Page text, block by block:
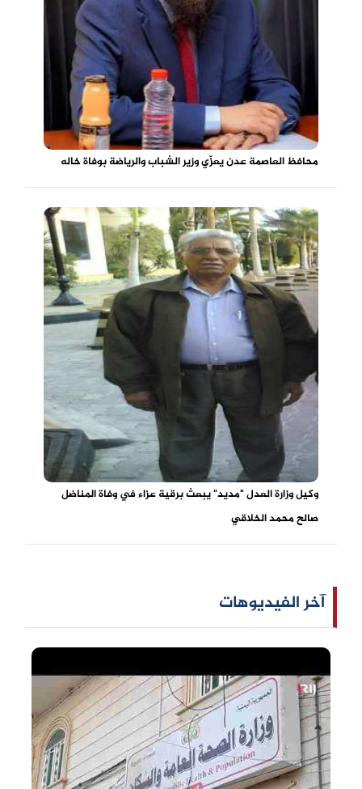
محافظ العاصمة عدن يعزّي وزير الشباب والرياضة بوفاة خاله
وكيل وزارة العدل "مديد" يبعث برقية عزاء في وفاة المناضل
صالح محمد الخلاقي
آخر الفيديوهات